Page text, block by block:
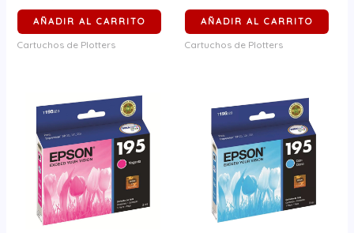
AÑADIR AL CARRITO
Cartuchos de Plotters
AÑADIR AL CARRITO
Cartuchos de Plotters